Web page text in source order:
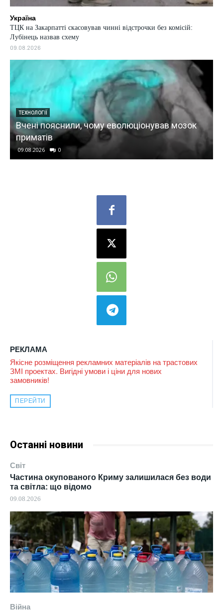
РЕКЛАМА
Якісне розміщення рекламних матеріалів на трастових
ЗМІ проектах. Вигідні умови і ціни для нових
замовників!
ПЕРЕЙТИ
Останні новини
Світ
Частина окупованого Криму залишилася без води
та світла: що відомо
09.08.2026
Війна
Україна
ТЦК на Закарпатті скасовував чинні відстрочки без комісій:
Лубінець назвав схему
09.08.2026
ТЕХНОЛОГІЇ
Вчені пояснили, чому еволюціонував мозок
приматів
09.08.2026 0